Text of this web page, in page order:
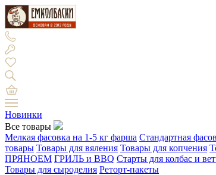
Новинки
Все товары
Мелкая фасовка на 1-5 кг фарша Стандартная
товары Товары для вяления Товары для копчения
ПРЯНОЕМ ГРИЛЬ и BBQ Старты для колбас и
Товары для сыроделия Реторт-пакеты